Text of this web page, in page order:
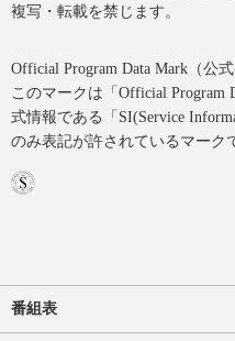
複写・転載を禁じます。
Official Program Data Mark（公
このマークは「Official Program
式情報である「SI(Service
のみ表記が許されているマーク
番組表